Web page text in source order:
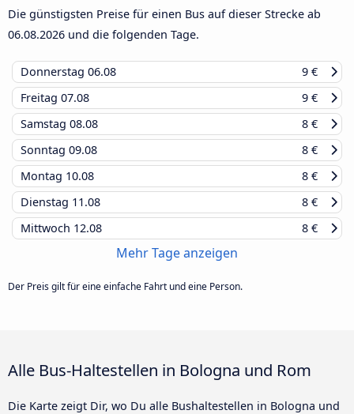
Die günstigsten Preise für einen Bus auf dieser Strecke ab
06.08.2026 und die folgenden Tage.
Donnerstag 06.08
9 €
Freitag 07.08
9 €
Samstag 08.08
8 €
Sonntag 09.08
8 €
Montag 10.08
8 €
Dienstag 11.08
8 €
Mittwoch 12.08 8 €
Mehr Tage anzeigen
Der Preis gilt für eine einfache Fahrt und eine Person.
Alle Bus-Haltestellen in Bologna und Rom
Die Karte zeigt Dir, wo Du alle Bushaltestellen in Bologna und